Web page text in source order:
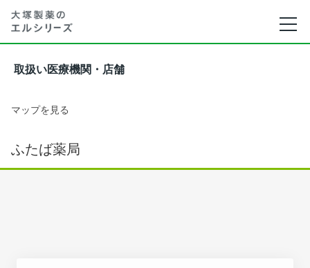
取扱い医療機関・店舗
マップを見る
ふたば薬局